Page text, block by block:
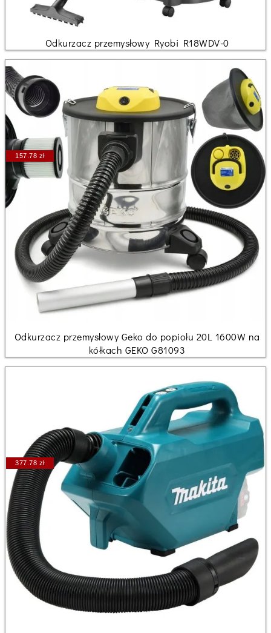
Odkurzacz przemysłowy Ryobi R18WDV-0
157.78 zł
Odkurzacz przemysłowy Geko do popiołu 20L 1600W na
kółkach GEKO G81093
377.78 zł